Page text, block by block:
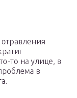
то на улице, в
в